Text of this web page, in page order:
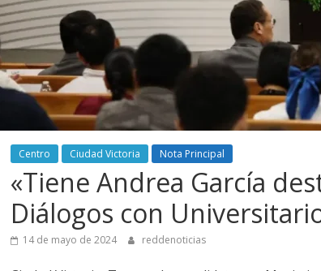
Centro Ciudad Victoria Nota Principal
«Tiene Andrea García
Diálogos con
14 de mayo de 2024 reddenoticias